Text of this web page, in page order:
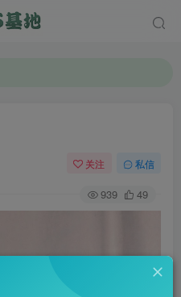
，实时查看最新站点。
关注 私信
939 49